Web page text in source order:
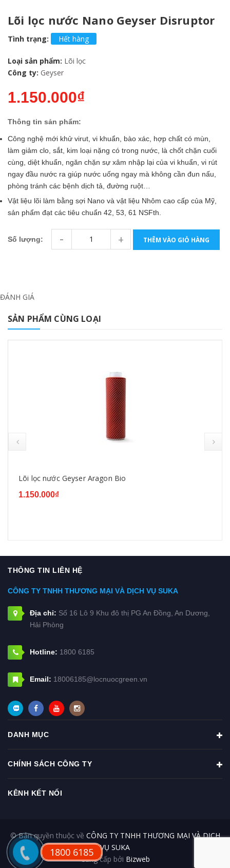
Lõi lọc nước Nano Geyser Disruptor
Tình trạng: Hết hàng
Loại sản phẩm: Lõi lọc
Công ty: Geyser
1.150.000₫
Thông tin sản phẩm:
Công nghệ mới khử virut, vi khuẩn, bào xác, hợp chất có mùn,
làm giảm clo, sắt, kim loại nặng có trong nước, là chốt chặn cuối
cùng, diệt khuẩn, ngăn chặn sự xâm nhập lại của vi khuẩn, vi rút
ngay đầu nước ra giúp nước uống ngay mà không cần đun nấu,
phòng tránh các bệnh dịch tả, đường ruột…
Vật liệu lõi làm bằng sợi Nano và vật liệu Nhôm cao cấp của Mỹ,
sản phẩm đạt các tiêu chuẩn 42, 53, 61 NSFth.
Số lượng: - + THÊM VÀO GIỎ HÀNG
ĐÁNH GIÁ
SẢN PHẨM CÙNG LOẠI
Lõi lọc nước Geyser Aragon Bio
1.150.000₫
THÔNG TIN LIÊN HỆ
CÔNG TY TNHH THƯƠNG MẠI VÀ DỊCH VỤ SUKA
Địa chỉ: Số 16 Lô 9 Khu đô thị PG An Đồng, An Dương,
Hải Phòng
Hotline: 1800 6185
Email: 18006185@locnuocgreen.vn
DANH MỤC
CHÍNH SÁCH CÔNG TY
KÊNH KẾT NỐI
© Bản quyền thuộc về CÔNG TY TNHH THƯƠNG MẠI VÀ DỊCH
VỤ SUKA
Cung cấp bởi Bizweb
1800 6185